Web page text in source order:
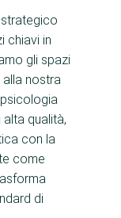
chiavi in
gli spazi
alla nostra
qualità,
con la
come
di